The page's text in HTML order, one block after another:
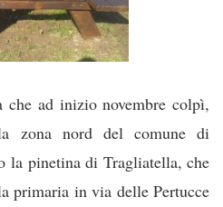
che ad inizio novembre colpì,
zona nord del comune di
la pinetina di Tragliatella, che
primaria in via delle Pertucce